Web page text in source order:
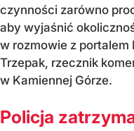
czynności zarówno
aby wyjaśnić
w rozmowie z portalem
Trzepak, rzecznik
w Kamiennej Górze.
Policja